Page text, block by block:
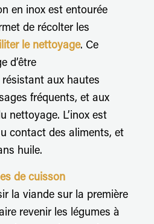
en inox est entourée
de récolter les
le nettoyage. Ce
d’être
résistant aux hautes
fréquents, et aux
nettoyage. L’inox est
contact des aliments, et
huile.
de cuisson
la viande sur la première
revenir les légumes à